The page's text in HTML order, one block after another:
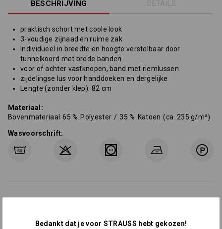
BESCHRIJVING DETAILS
praktisch schort met coole look
3-voudige zijnaad en ruime zak
individueel in breedte en hoogte verstelbaar door
tunnelkoord met brede banden
voor of achter vastknopen, band met riemlussen
zijdelingse lus voor handdoeken en dergelijke
Lengte (zonder klep): 82 cm
Materiaal:
Bovenmateriaal 65 % Polyester / 35 % Katoen (ca. 235 g/m²)
Wasvoorschrift:
Personalisatie:
Bedankt dat je voor STRAUSS hebt gekozen!